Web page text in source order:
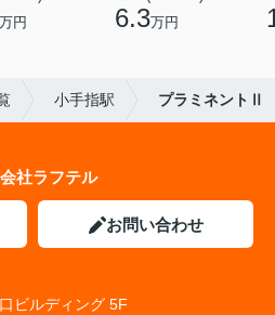
万円 6.3万円
小手指駅 プラミネントⅡ
社ラフテル
お問い合わせ
ビルディング 5F